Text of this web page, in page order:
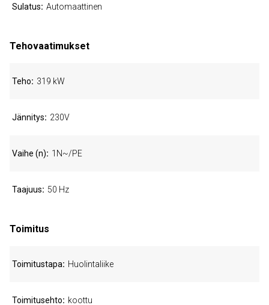
Sulatus Automaattinen
Tehovaatimukset
Teho 319 kW
Jännitys 230V
Vaihe (n) 1N~/PE
Taajuus 50 Hz
Toimitus
Toimitustapa Huolintaliike
Toimitusehto koottu